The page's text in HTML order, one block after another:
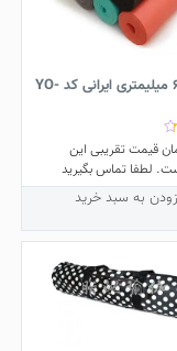
مت یوگا 6 میلیمتری ایرانی کد YO-
قیمت تقریبی این
لطفا تماس بگیرید
به سبد خرید